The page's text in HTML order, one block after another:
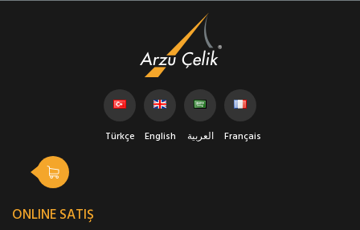
Türkçe English العربية Français
ONLINE SATIŞ